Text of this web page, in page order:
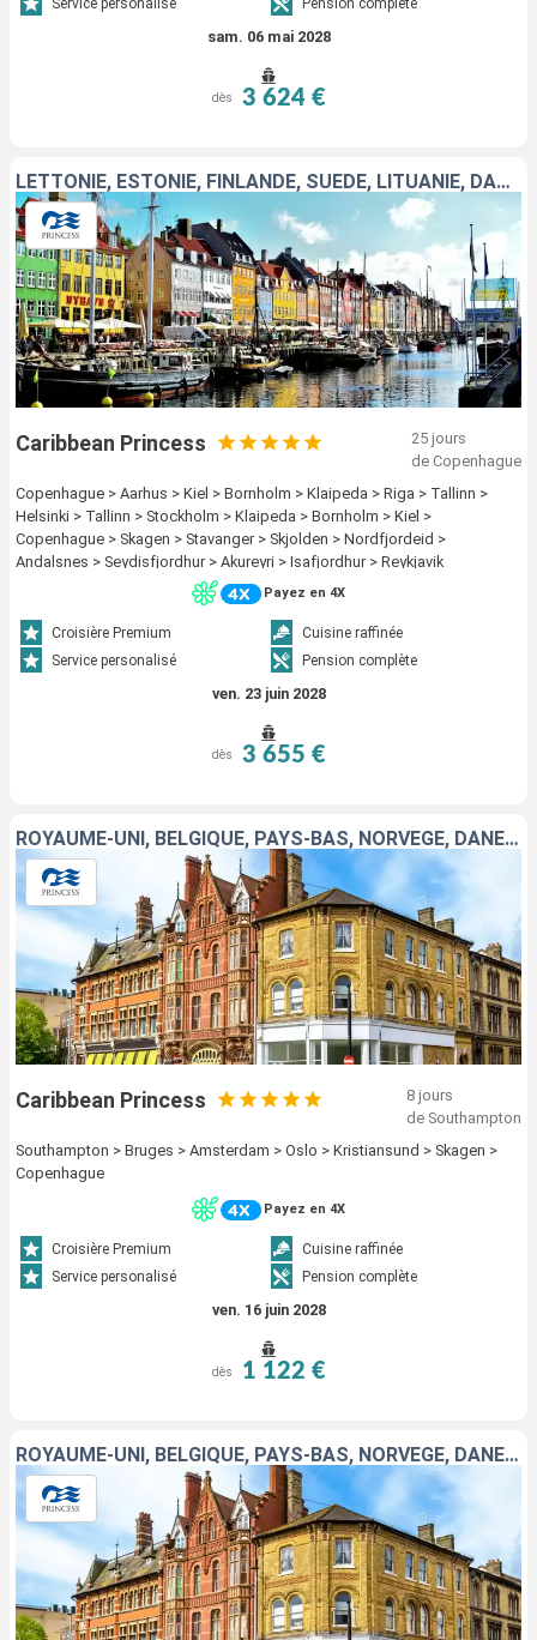
Service personalisé Pension complète
sam. 06 mai 2028
dès 3 624 €
LETTONIE, ESTONIE, FINLANDE, SUÈDE, LITUANIE, DANEMARK, ALLEMAGNE, NORVÈGE, ISLANDE
Caribbean Princess
25 jours
de Copenhague
Copenhague > Aarhus > Kiel > Bornholm > Klaipeda > Riga > Tallinn >
Helsinki > Tallinn > Stockholm > Klaipeda > Bornholm > Kiel >
Copenhague > Skagen > Stavanger > Skjolden > Nordfjordeid >
Andalsnes > Seydisfjordhur > Akureyri > Isafjordhur > Reykjavik
Payez en 4X
Croisière Premium
Cuisine raffinée
Service personalisé
Pension complète
ven. 23 juin 2028
dès 3 655 €
ROYAUME-UNI, BELGIQUE, PAYS-BAS, NORVÈGE, DANEMARK
Caribbean Princess
8 jours
de Southampton
Southampton > Bruges > Amsterdam > Oslo > Kristiansund > Skagen >
Copenhague
Payez en 4X
Croisière Premium
Cuisine raffinée
Service personalisé
Pension complète
ven. 16 juin 2028
dès 1 122 €
ROYAUME-UNI, BELGIQUE, PAYS-BAS, NORVÈGE, DANEMARK